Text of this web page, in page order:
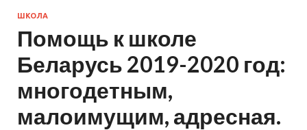
ШКОЛА
Помощь к школе
Беларусь 2019-2020 год:
многодетным,
малоимущим, адресная.